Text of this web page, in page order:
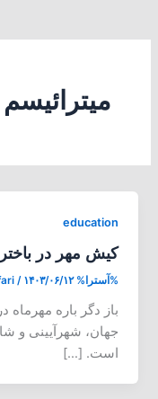
میترائیسم
education
کیش مهر در
%آسترا% / ۱۴۰۳/۰۶/۱۲
باز دگر باره مهرماه
جهان، شهرآیینی و
است. […]